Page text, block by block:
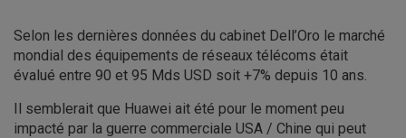
Selon les dernières données du cabinet Dell’Oro le marché
mondial des équipements de réseaux télécoms était
évalué entre 90 et 95 Mds USD soit +7% depuis 10 ans.
Il semblerait que Huawei ait été pour le moment peu
impacté par la guerre commerciale USA / Chine qui peut